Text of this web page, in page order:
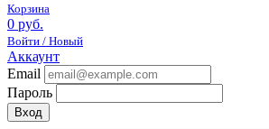
Корзина
0 руб.
Войти / Новый
Аккаунт
Email
Пароль
Вход